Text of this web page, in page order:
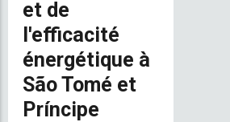
et de
l'efficacité
énergétique à
São Tomé et
Príncipe